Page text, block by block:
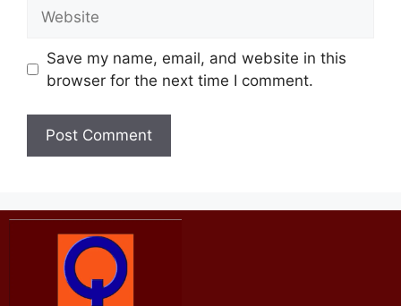
Save my name, email, and website in this
browser for the next time I comment.